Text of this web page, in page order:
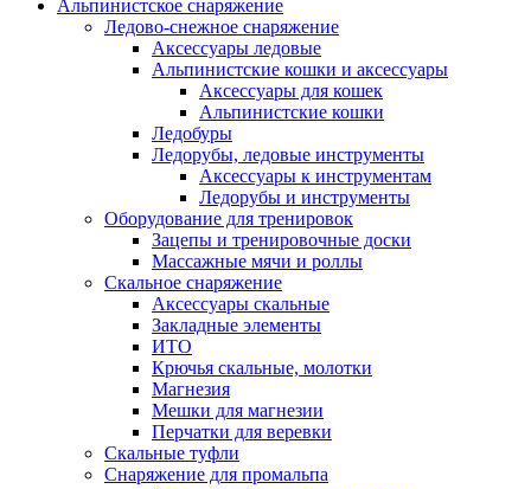
Альпинистское снаряжение
Ледово-снежное снаряжение
Аксессуары ледовые
Альпинистские кошки и аксессуары
Аксессуары для кошек
Альпинистские кошки
Ледобуры
Ледорубы, ледовые инструменты
Аксессуары к инструментам
Ледорубы и инструменты
Оборудование для тренировок
Зацепы и тренировочные доски
Массажные мячи и роллы
Скальное снаряжение
Аксессуары скальные
Закладные элементы
ИТО
Крючья скальные, молотки
Магнезия
Мешки для магнезии
Перчатки для веревки
Скальные туфли
Снаряжение для промальпа